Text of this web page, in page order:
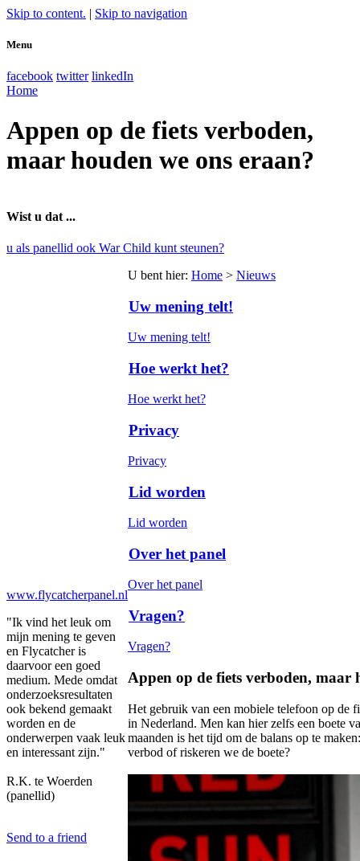
Skip to content. | Skip to navigation
Menu
facebook twitter linkedIn
Home
Appen op de fiets verboden,
maar houden we ons eraan?
Wist u dat ...
u als panellid ook War Child kunt steunen?
www.flycatcherpanel.nl
"Ik vind het leuk om
mijn mening te geven
en Flycatcher is
daarvoor een goed
medium. Mede omdat
onderzoeksresultaten
ook bekend gemaakt
worden en de
onderwerpen vaak leuk
en interessant zijn."
R.K. te Woerden
(panellid)
Send to a friend
U bent hier: Home > Nieuws
Uw mening telt!
Uw mening telt!
Hoe werkt het?
Hoe werkt het?
Privacy
Privacy
Lid worden
Lid worden
Over het panel
Over het panel
Vragen?
Vragen?
Appen op de fiets verboden, maar
Het gebruik van een mobiele telefoon op de
in Nederland. Men kan hier zelfs een boete
maanden is het tijd om de balans op te
verbod of riskeren we de boete?